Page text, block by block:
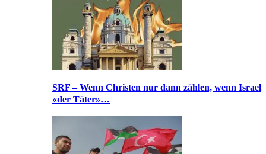
SRF – Wenn Christen nur dann zählen, wenn Israel
«der Täter»…